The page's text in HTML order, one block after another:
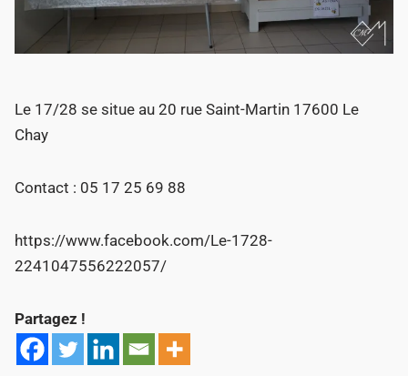
Le 17/28 se situe au 20 rue Saint-Martin 17600 Le
Chay
Contact : 05 17 25 69 88
https://www.facebook.com/Le-1728-
2241047556222057/
Partagez !